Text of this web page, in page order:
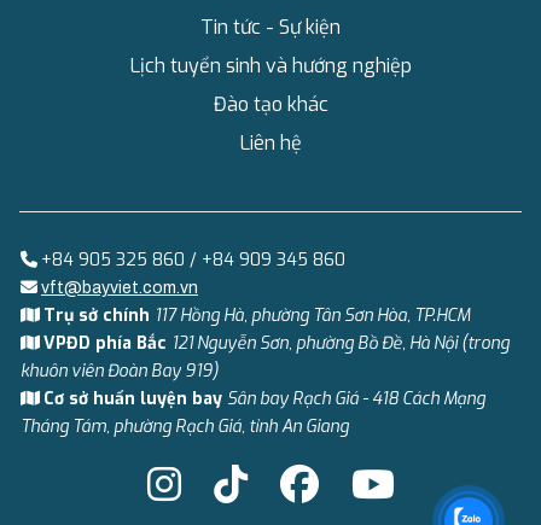
Tin tức - Sự kiện
Lịch tuyển sinh và hướng nghiệp
Đào tạo khác
Liên hệ
+84 905 325 860 / +84 909 345 860
vft@bayviet.com.vn
Trụ sở chính 117 Hồng Hà, phường Tân Sơn Hòa, TP.HCM
VPĐD phía Bắc 121 Nguyễn Sơn, phường Bồ Đề, Hà Nội (trong
khuôn viên Đoàn Bay 919)
Cơ sở huấn luyện bay Sân bay Rạch Giá - 418 Cách Mạng
Tháng Tám, phường Rạch Giá, tỉnh An Giang